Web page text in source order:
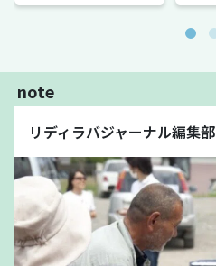
note
リディラバジャーナル編集部